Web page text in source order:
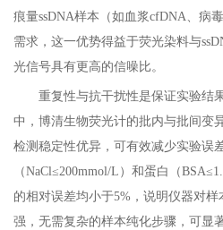
痕量ssDNA样本（如血浆cfDNA、病
需求，这一优势得益于荧光染料与
光信号具有更高的信噪比。
重复性与抗干扰性是保证实验结
中，博清生物荧光计的批内与批间变
检测稳定性优异，可有效减少实验误
（NaCl≤200mmol/L）和蛋白（
的相对误差均小于5%，说明仪器对
强，无需复杂的样本纯化步骤，可显